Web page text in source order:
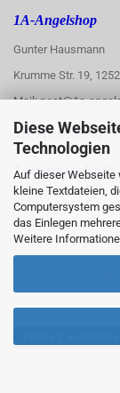
Diese
Technologien
Auf dieser Webseite
kleine Textdateien,
Computersystem
das Einlegen
Weitere
1A-Angelshop
Gunter Hausmann
Krumme Str. 19,
Mail: post@1a-
1A-Angelshop-
Ladengeschäft::
Regattastr. 66
12527 Berlin
Tel.: 030/67890006
Mobil/WhatsApp: